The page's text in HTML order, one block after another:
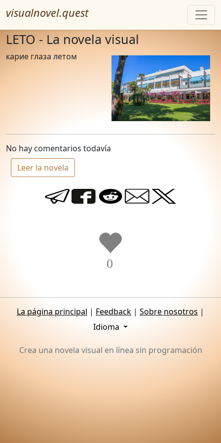
visualnovel.quest
LETO - La novela visual
карие глаза летом
No hay comentarios todavía
Leer la novela
0
La página principal | Feedback | Sobre nosotros |
Idioma
Crea una novela visual en línea sin programación